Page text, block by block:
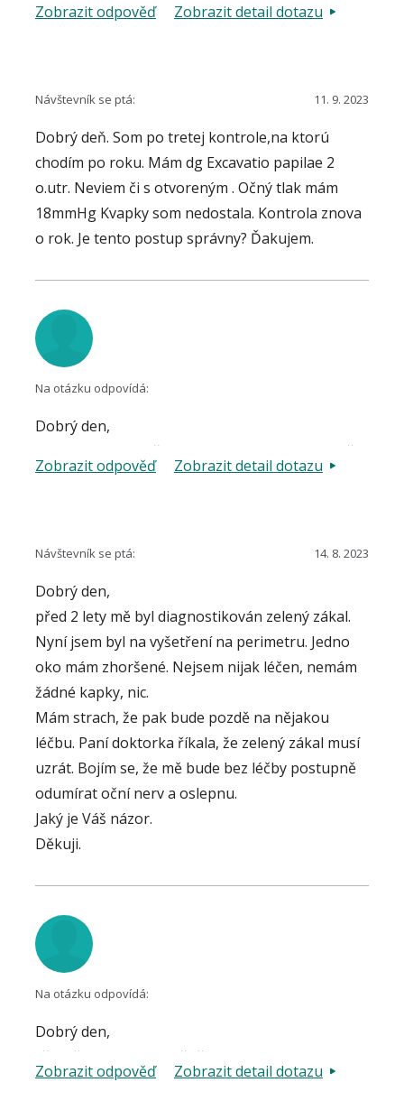
všechny činnosti, které normálně vykonáváte,
Zobrazit odpověď Zobrazit detail dotazu
Návštevník se ptá: 11. 9. 2023
Dobrý deň. Som po tretej kontrole,na ktorú
chodím po roku. Mám dg Excavatio papilae 2
o.utr. Neviem či s otvoreným . Očný tlak mám
18mmHg Kvapky som nedostala. Kontrola znova
o rok. Je tento postup správny? Ďakujem.
Na otázku odpovídá:
Dobrý den,
z dotazu vyplývá, že chodíte na pravidelnou roční
kontrolu kvůli oftalmoskopicky zjištěnému
"neotvorený" nedává v dané situaci žádný smysl,
vyčíst z dotazu, pak postačují kontroly
nitroočního tlaku, perimetru a OCT přibližně ve
těchto zvolených intervalech, pokud nemáte
žádné subjektivní problémy.
Zobrazit odpověď Zobrazit detail dotazu
Návštevník se ptá: 14. 8. 2023
Dobrý den,
před 2 lety mě byl diagnostikován zelený zákal.
Nyní jsem byl na vyšetření na perimetru. Jedno
oko mám zhoršené. Nejsem nijak léčen, nemám
žádné kapky, nic.
Mám strach, že pak bude pozdě na nějakou
léčbu. Paní doktorka říkala, že zelený zákal musí
uzrát. Bojím se, že mě bude bez léčby postupně
odumírat oční nerv a oslepnu.
Jaký je Váš názor.
Děkuji.
Na otázku odpovídá:
Dobrý den,
zřejmě dochází k záměně dvou diagnóz, a to
"zeleného zákalu" (glaukom) a "šedého zákalu"
Zobrazit odpověď Zobrazit detail dotazu